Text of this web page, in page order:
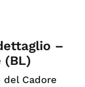
–
(BL)
Cadore